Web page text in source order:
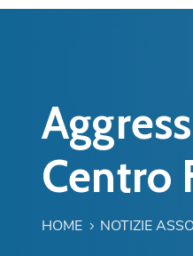
Centro
HOME NOTIZIE